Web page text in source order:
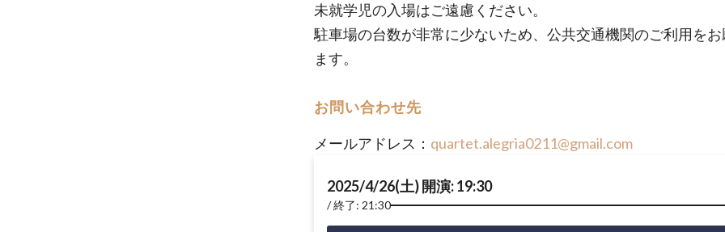
未就学児の入場はご遠慮ください。
駐車場の台数が非常に少ないため、公共交通機関のご利用をお
ます。
お問い合わせ先
メールアドレス： quartet.alegria0211@gmail.com
2025/4/26(土) 開演: 19:30
終了: 21:30